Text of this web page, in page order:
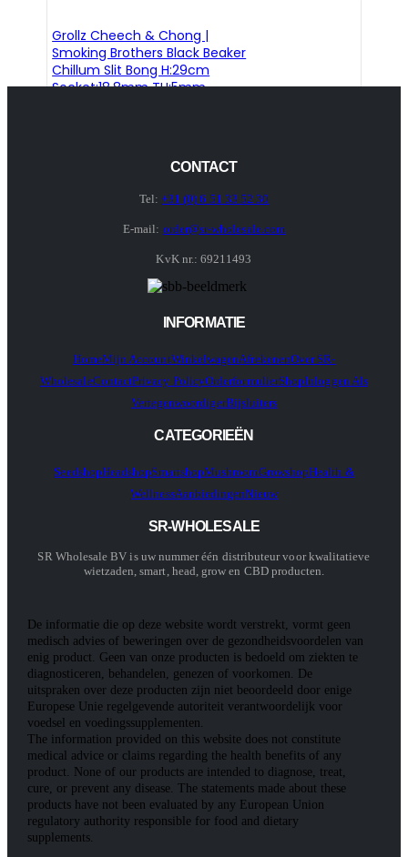
Grollz Cheech & Chong |
Smoking Brothers Black Beaker
Chillum Slit Bong H:29cm
Socket:18.8mm TH:5mm
CONTACT
Tel: +31 (0) 6 51 33 52 30
E-mail: order@sr-wholesale.com
KvK nr.: 69211493
INFORMATIE
HomeMijn AccountWinkelwagenAfrekenenOver SR-
WholesaleContactPrivacy PolicyOrderformulierShopInloggen Als
VertegenwoordigerBijsluiters
CATEGORIEËN
SeedshopHeadshopSmartshopMushroomGrowshopHealth &
WellnessAanbiedingenNieuw
SR-WHOLESALE
SR Wholesale BV is uw nummer één distributeur voor kwalitatieve
wietzaden, smart, head, grow en CBD producten.
De informatie die op deze website wordt verstrekt, vormt geen
medisch advies of beweringen over de gezondheidsvoordelen van
enig product. Geen van onze producten is bedoeld om ziekten te
diagnosticeren, behandelen, genezen of voorkomen. De
uitspraken over deze producten zijn niet beoordeeld door enige
Europese Unie regelgevende autoriteit verantwoordelijk voor
voedsel en voedingssupplementen.
The information provided on this website does not constitute
medical advice or claims regarding the health benefits of any
product. None of our products are intended to diagnose, treat,
cure, or prevent any disease. The statements made about these
products have not been evaluated by any European Union
regulatory authority responsible for food and dietary
supplements.